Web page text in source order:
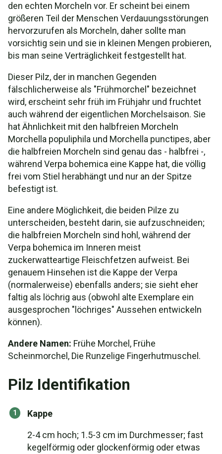
den echten Morcheln vor. Er scheint bei einem
größeren Teil der Menschen Verdauungsstörungen
hervorzurufen als Morcheln, daher sollte man
vorsichtig sein und sie in kleinen Mengen probieren,
bis man seine Verträglichkeit festgestellt hat.
Dieser Pilz, der in manchen Gegenden
fälschlicherweise als "Frühmorchel" bezeichnet
wird, erscheint sehr früh im Frühjahr und fruchtet
auch während der eigentlichen Morchelsaison. Sie
hat Ähnlichkeit mit den halbfreien Morcheln
Morchella populiphila und Morchella punctipes, aber
die halbfreien Morcheln sind genau das - halbfrei -,
während Verpa bohemica eine Kappe hat, die völlig
frei vom Stiel herabhängt und nur an der Spitze
befestigt ist.
Eine andere Möglichkeit, die beiden Pilze zu
unterscheiden, besteht darin, sie aufzuschneiden;
die halbfreien Morcheln sind hohl, während der
Verpa bohemica im Inneren meist
zuckerwatteartige Fleischfetzen aufweist. Bei
genauem Hinsehen ist die Kappe der Verpa
(normalerweise) ebenfalls anders; sie sieht eher
faltig als löchrig aus (obwohl alte Exemplare ein
ausgesprochen "löchriges" Aussehen entwickeln
können).
Andere Namen: Frühe Morchel, Frühe
Scheinmorchel, Die Runzelige Fingerhutmuschel.
Pilz Identifikation
Kappe
2-4 cm hoch; 1.5-3 cm im Durchmesser; fast
kegelförmig oder glockenförmig oder etwas